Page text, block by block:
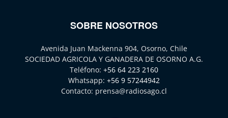
SOBRE NOSOTROS
Avenida Juan Mackenna 904, Osorno, Chile
SOCIEDAD AGRICOLA Y GANADERA DE OSORNO A.G.
Teléfono: +56 64 223 2160
Whatsapp: +56 9 57244942
Contacto: prensa@radiosago.cl